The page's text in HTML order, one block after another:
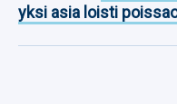
yksi asia loisti